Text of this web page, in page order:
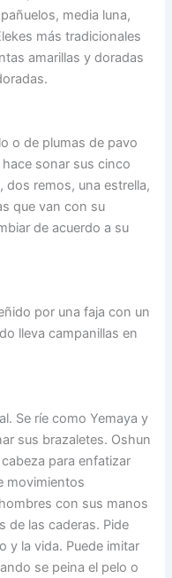
media luna,
más tradicionales
amarillas y doradas
o de plumas de pavo
sonar sus cinco
dos remos, una estrella,
que van con su
de acuerdo a su
por una faja con un
lleva campanillas en
Se ríe como Yemaya y
sus brazaletes. Oshun
para enfatizar
movimientos
con sus manos
de las caderas. Pide
y la vida. Puede imitar
se peina el pelo o